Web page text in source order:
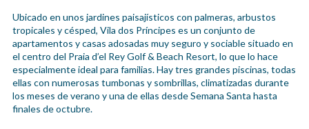
Ubicado en unos jardines paisajísticos con palmeras, arbustos
tropicales y césped, Vila dos Príncipes es un conjunto de
apartamentos y casas adosadas muy seguro y sociable situado en
el centro del Praia d’el Rey Golf & Beach Resort, lo que lo hace
especialmente ideal para familias. Hay tres grandes piscinas, todas
ellas con numerosas tumbonas y sombrillas, climatizadas durante
los meses de verano y una de ellas desde Semana Santa hasta
finales de octubre.